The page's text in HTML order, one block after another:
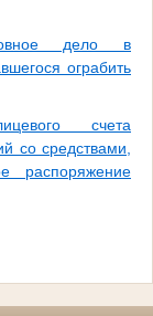
дело в
ограбить
счета
со средствами,
распоряжение